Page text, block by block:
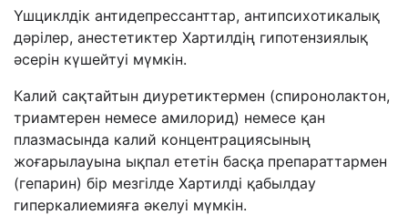
Үшциклдік антидепрессанттар, антипсихотикалық
дәрілер, анестетиктер Хартилдің гипотензиялық
әсерін күшейтуі мүмкін.
Калий сақтайтын диуретиктермен (спиронолактон,
триамтерен немесе амилорид) немесе қан
плазмасында калий концентрациясының
жоғарылауына ықпал ететін басқа препараттармен
(гепарин) бір мезгілде Хартилді қабылдау
гиперкалиемияға әкелуі мүмкін.